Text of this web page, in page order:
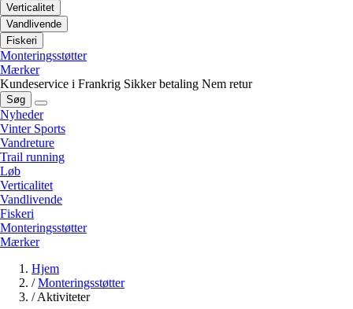
Verticalitet
Vandlivende
Fiskeri
Monteringsstøtter
Mærker
Kundeservice i Frankrig Sikker betaling Nem retur
Søg
Nyheder
Vinter Sports
Vandreture
Trail running
Løb
Verticalitet
Vandlivende
Fiskeri
Monteringsstøtter
Mærker
Hjem
/ Monteringsstøtter
/ Aktiviteter